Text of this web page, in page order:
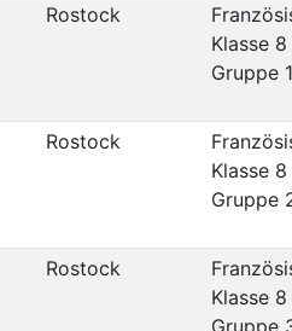
Rostock
Klasse 8
Gruppe 1
Rostock
Klasse 8
Gruppe
Rostock
Klasse 8
Gruppe